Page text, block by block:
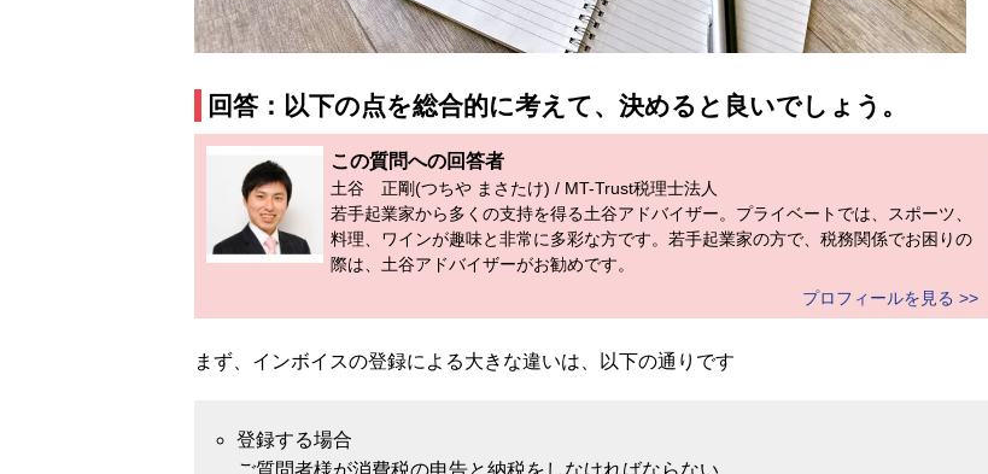
回答：以下の点を総合的に考えて、決めると良いでしょう。
この質問への回答者
土谷 正剛(つちや まさたけ) / MT-Trust税理士法人
若手起業家から多くの支持を得る土谷アドバイザー。プライベートでは、スポーツ、
料理、ワインが趣味と非常に多彩な方です。若手起業家の方で、税務関係でお困りの
際は、土谷アドバイザーがお勧めです。
プロフィールを見る >>
まず、インボイスの登録による大きな違いは、以下の通りです
登録する場合
ご質問者様が消費税の申告と納税をしなければならない